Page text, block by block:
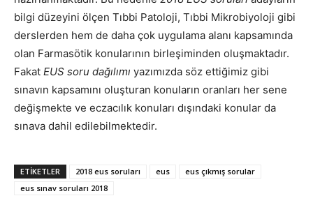
bilgi düzeyini ölçen Tıbbi Patoloji, Tıbbi Mikrobiyoloji gibi
derslerden hem de daha çok uygulama alanı kapsamında
olan Farmasötik konularının birleşiminden oluşmaktadır.
Fakat EUS soru dağılımı yazımızda söz ettiğimiz gibi
sınavın kapsamını oluşturan konuların oranları her sene
değişmekte ve eczacılık konuları dışındaki konular da
sınava dahil edilebilmektedir.
ETIKETLER 2018 eus soruları eus
eus çıkmış sorular
eus sınav soruları 2018